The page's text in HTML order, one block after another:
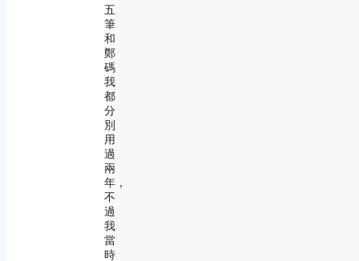
五
筆
和
鄭
碼
我
都
分
別
用
過
兩
年，
不
過
我
當
時